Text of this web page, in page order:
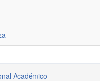
Académico